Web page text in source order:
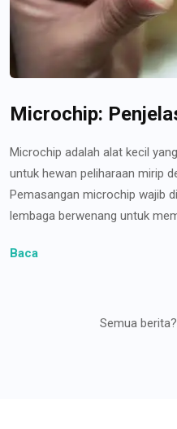
Microchip:
Microchip adalah alat kecil
untuk hewan peliharaan mirip
Pemasangan microchip wajib
lembaga berwenang untuk
Baca
Semua berita?